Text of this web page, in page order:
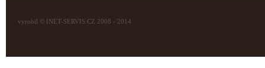
vyrobil © INET-SERVIS.CZ 2008 - 2014